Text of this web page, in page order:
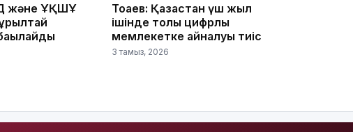
және ҰҚШҰ
Тоқаев: Қазақстан үш жыл
ішінде толық цифрлық
мемлекетке айналуы тиіс
3 тамыз, 2026